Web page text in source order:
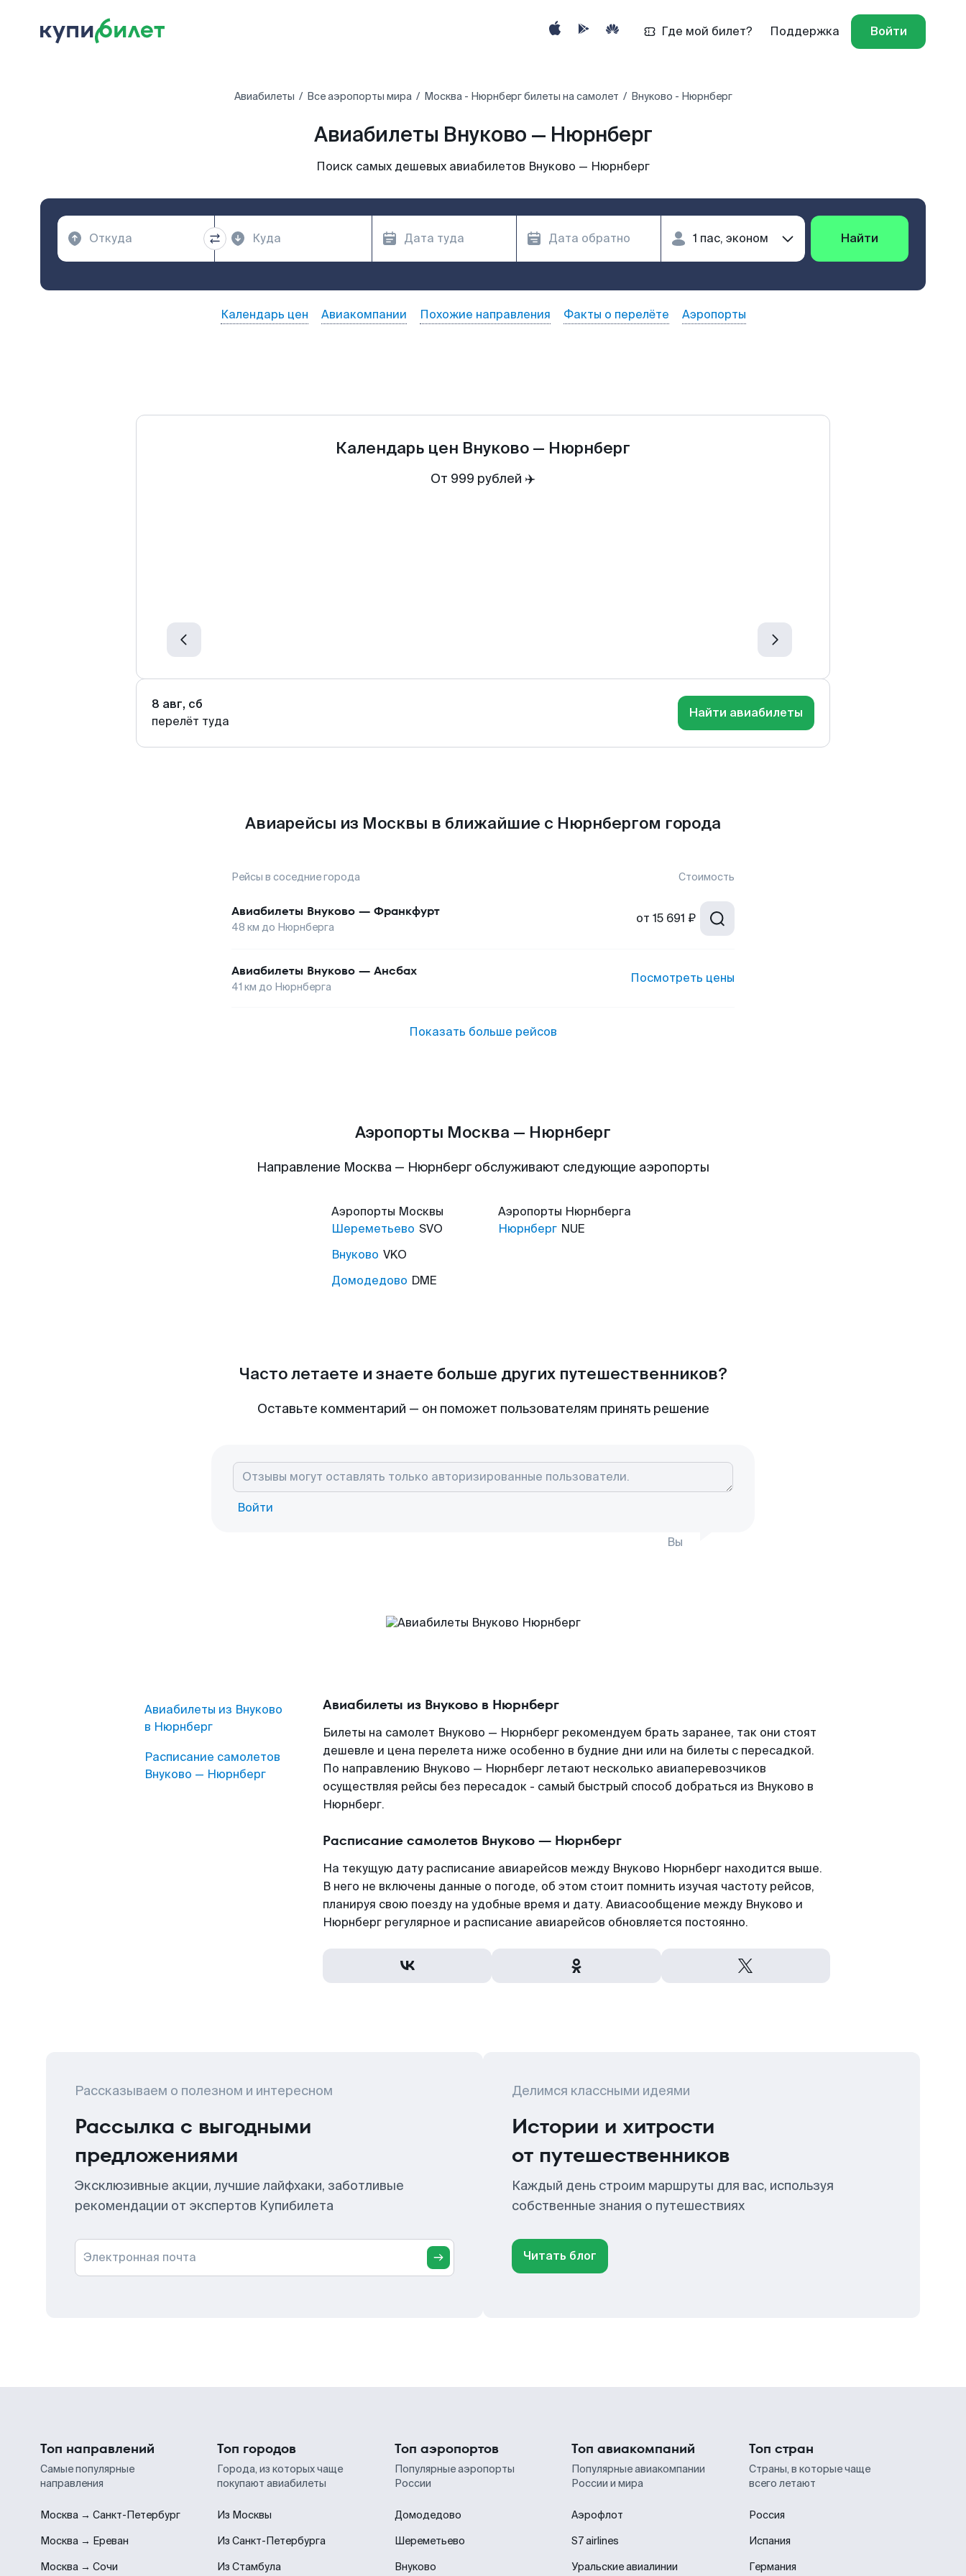
Где мой билет? Поддержка Войти
Авиабилеты Все аэропорты мира Москва - Нюрнберг билеты на самолет Внуково - Нюрнберг
Авиабилеты Внуково — Нюрнберг
Поиск самых дешевых авиабилетов Внуково — Нюрнберг
Найти
Календарь цен Авиакомпании Похожие направления Факты о перелёте Аэропорты
Календарь цен Внуково — Нюрнберг
От 999 рублей ✈️
8 авг, сб
перелёт туда
Найти авиабилеты
Авиарейсы из Москвы в ближайшие с Нюрнбергом города
Рейсы в соседние города Стоимость
Авиабилеты Внуково — Франкфурт
48 км до Нюрнберга
от 15 691 ₽
Авиабилеты Внуково — Ансбах
41 км до Нюрнберга
Посмотреть цены
Показать больше рейсов
Аэропорты Москва — Нюрнберг
Направление Москва — Нюрнберг обслуживают следующие аэропорты
Аэропорты Москвы
Шереметьево SVO
Внуково VKO
Домодедово DME
Аэропорты Нюрнберга
Нюрнберг NUE
Часто летаете и знаете больше других путешественников?
Оставьте комментарий — он поможет пользователям принять решение
Войти
Вы
Авиабилеты из Внуково
в Нюрнберг
Расписание самолетов
Внуково — Нюрнберг
Авиабилеты из Внуково в Нюрнберг
Билеты на самолет Внуково — Нюрнберг рекомендуем брать заранее, так они стоят
дешевле и цена перелета ниже особенно в будние дни или на билеты с пересадкой.
По направлению Внуково — Нюрнберг летают несколько авиаперевозчиков
осуществляя рейсы без пересадок - самый быстрый способ добраться из Внуково в
Нюрнберг.
Расписание самолетов Внуково — Нюрнберг
На текущую дату расписание авиарейсов между Внуково Нюрнберг находится выше.
В него не включены данные о погоде, об этом стоит помнить изучая частоту рейсов,
планируя свою поезду на удобные время и дату. Авиасообщение между Внуково и
Нюрнберг регулярное и расписание авиарейсов обновляется постоянно.
Рассказываем о полезном и интересном
Рассылка с выгодными
предложениями
Эксклюзивные акции, лучшие лайфхаки, заботливые
рекомендации от экспертов Купибилета
Электронная почта
Делимся классными идеями
Истории и хитрости
от путешественников
Каждый день строим маршруты для вас, используя
собственные знания о путешествиях
Читать блог
Топ направлений
Самые популярные
направления
Москва → Санкт-Петербург
Москва → Ереван
Москва → Сочи
Топ городов
Города, из которых чаще
покупают авиабилеты
Из Москвы
Из Санкт-Петербурга
Из Стамбула
Топ аэропортов
Популярные аэропорты
России
Домодедово
Шереметьево
Внуково
Топ авиакомпаний
Популярные авиакомпании
России и мира
Аэрофлот
S7 airlines
Уральские авиалинии
Топ стран
Страны, в которые чаще
всего летают
Россия
Испания
Германия